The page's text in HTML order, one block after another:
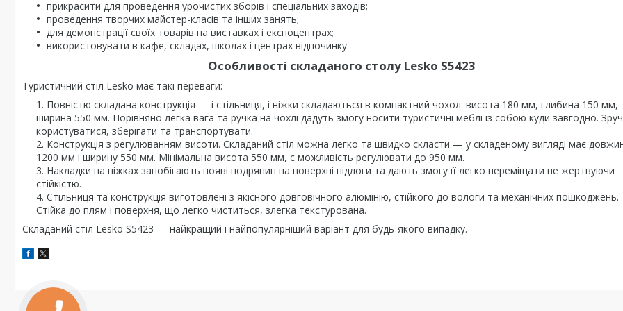
прикрасити для проведення урочистих зборів і спеціальних заходів;
проведення творчих майстер-класів та інших занять;
для демонстрації своїх товарів на виставках і експоцентрах;
використовувати в кафе, складах, школах і центрах відпочинку.
Особливості складаного столу Lesko S5423
Туристичний стіл Lesko має такі переваги:
Повністю складана конструкція — і стільниця, і ніжки складаються в компактний чохол: висота 180 мм, глибина 150 мм,
ширина 550 мм. Порівняно легка вага та ручка на чохлі дадуть змогу носити туристичні меблі із собою куди завгодно.
користуватися, зберігати та транспортувати.
Конструкція з регулюванням висоти. Складаний стіл можна легко та швидко скласти — у складеному вигляді має
1200 мм і ширину 550 мм. Мінімальна висота 550 мм, є можливість регулювати до 950 мм.
Накладки на ніжках запобігають появі подряпин на поверхні підлоги та дають змогу її легко переміщати не жертвуючи
стійкістю.
Стільниця та конструкція виготовлені з якісного довговічного алюмінію, стійкого до вологи та механічних пошкоджень.
Стійка до плям і поверхня, що легко чиститься, злегка текстурована.
Складаний стіл Lesko S5423 — найкращий і найпопулярніший варіант для будь-якого випадку.